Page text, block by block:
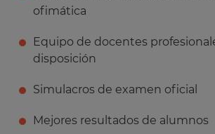
ofimática
Equipo de docentes
disposición
Simulacros de examen oficial
Mejores resultados de alumnos